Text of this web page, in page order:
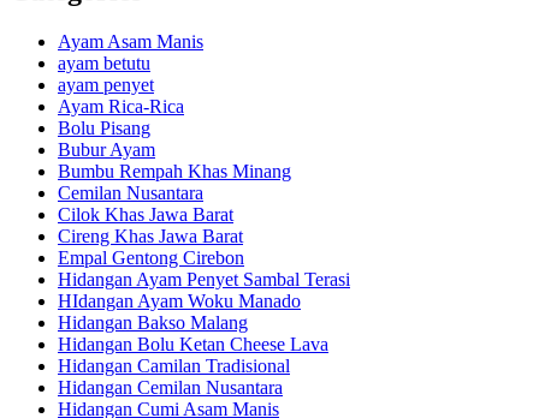
Ayam Asam Manis
ayam betutu
ayam penyet
Ayam Rica-Rica
Bolu Pisang
Bubur Ayam
Bumbu Rempah Khas Minang
Cemilan Nusantara
Cilok Khas Jawa Barat
Cireng Khas Jawa Barat
Empal Gentong Cirebon
Hidangan Ayam Penyet Sambal Terasi
HIdangan Ayam Woku Manado
Hidangan Bakso Malang
Hidangan Bolu Ketan Cheese Lava
Hidangan Camilan Tradisional
Hidangan Cemilan Nusantara
Hidangan Cumi Asam Manis